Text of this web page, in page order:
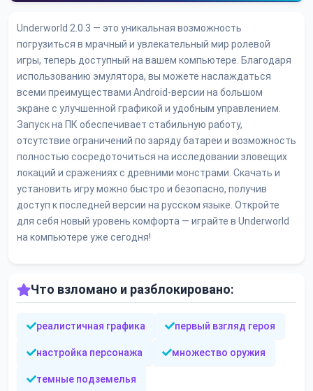
Underworld 2.0.3 — это уникальная возможность
погрузиться в мрачный и увлекательный мир ролевой
игры, теперь доступный на вашем компьютере. Благодаря
использованию эмулятора, вы можете наслаждаться
всеми преимуществами Android-версии на большом
экране с улучшенной графикой и удобным управлением.
Запуск на ПК обеспечивает стабильную работу,
отсутствие ограничений по заряду батареи и возможность
полностью сосредоточиться на исследовании зловещих
локаций и сражениях с древними монстрами. Скачать и
установить игру можно быстро и безопасно, получив
доступ к последней версии на русском языке. Откройте
для себя новый уровень комфорта — играйте в Underworld
на компьютере уже сегодня!
Что взломано и разблокировано:
реалистичная графика первый взгляд героя
настройка персонажа множество оружия
темные подземелья